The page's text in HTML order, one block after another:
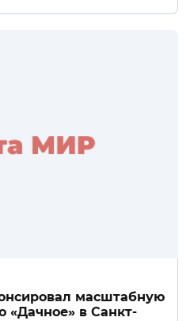
масштабную
«Дачное» в Санкт-